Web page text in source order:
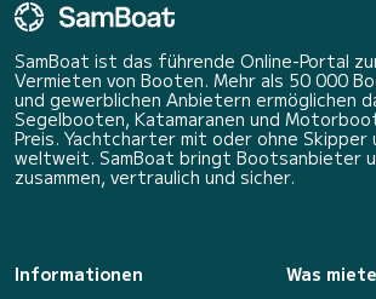
SamBoat ist das führende Online-Portal
Vermieten von Booten. Mehr als 50 000
und gewerblichen Anbietern ermöglichen
Segelbooten, Katamaranen und
Preis. Yachtcharter mit oder ohne Skipper
weltweit. SamBoat bringt Bootsanbieter
zusammen, vertraulich und sicher.
Informationen
Was